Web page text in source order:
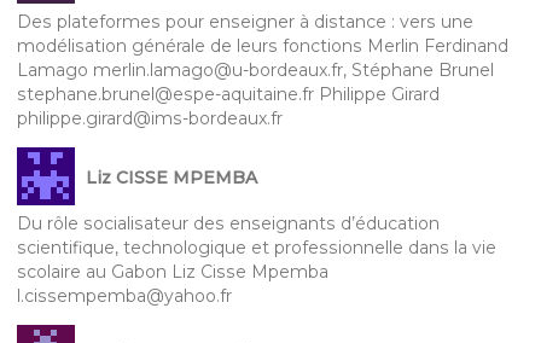
Des plateformes pour enseigner à distance : vers une
modélisation générale de leurs fonctions Merlin Ferdinand
Lamago merlin.lamago@u-bordeaux.fr, Stéphane Brunel
stephane.brunel@espe-aquitaine.fr Philippe Girard
philippe.girard@ims-bordeaux.fr
Liz CISSE MPEMBA
Du rôle socialisateur des enseignants d’éducation
scientifique, technologique et professionnelle dans la vie
scolaire au Gabon Liz Cisse Mpemba
l.cissempemba@yahoo.fr